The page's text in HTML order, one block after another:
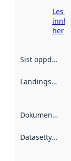
Les
her
Sist oppdatert
Landingsside
Dokumentasjon
Datasettype